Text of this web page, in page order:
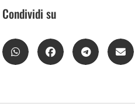
Condividi su